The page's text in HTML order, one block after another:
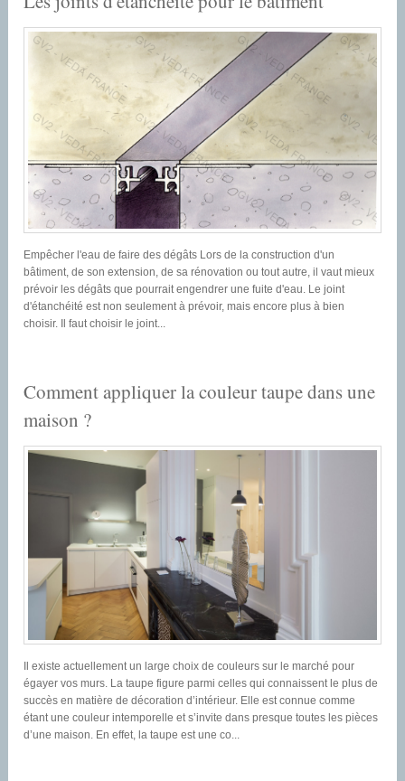
Empêcher l'eau de faire des dégâts Lors de la construction d'un
bâtiment, de son extension, de sa rénovation ou tout autre, il vaut mieux
prévoir les dégâts que pourrait engendrer une fuite d'eau. Le joint
d'étanchéité est non seulement à prévoir, mais encore plus à bien
choisir. Il faut choisir le joint...
Comment appliquer la couleur taupe dans une
maison ?
Il existe actuellement un large choix de couleurs sur le marché pour
égayer vos murs. La taupe figure parmi celles qui connaissent le plus de
succès en matière de décoration d’intérieur. Elle est connue comme
étant une couleur intemporelle et s’invite dans presque toutes les pièces
d’une maison. En effet, la taupe est une co...